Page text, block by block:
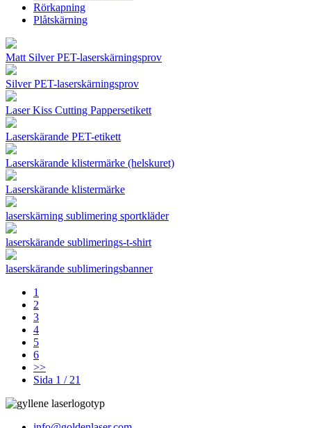
Rörkapning
Plåtskärning
Matt Silver PET-laserskärningsprov
Silver PET-laserskärningsprov
Laser Kiss Cutting Pappersetikett
Laserskärande PET-etikett
Laserskärande klistermärke (helskuret)
Laserskärande klistermärke
laserskärning sublimering sportkläder
laserskärande sublimerings-t-shirt
laserskärande sublimeringsbanner
1
2
3
4
5
6
>>
Sida 1 / 21